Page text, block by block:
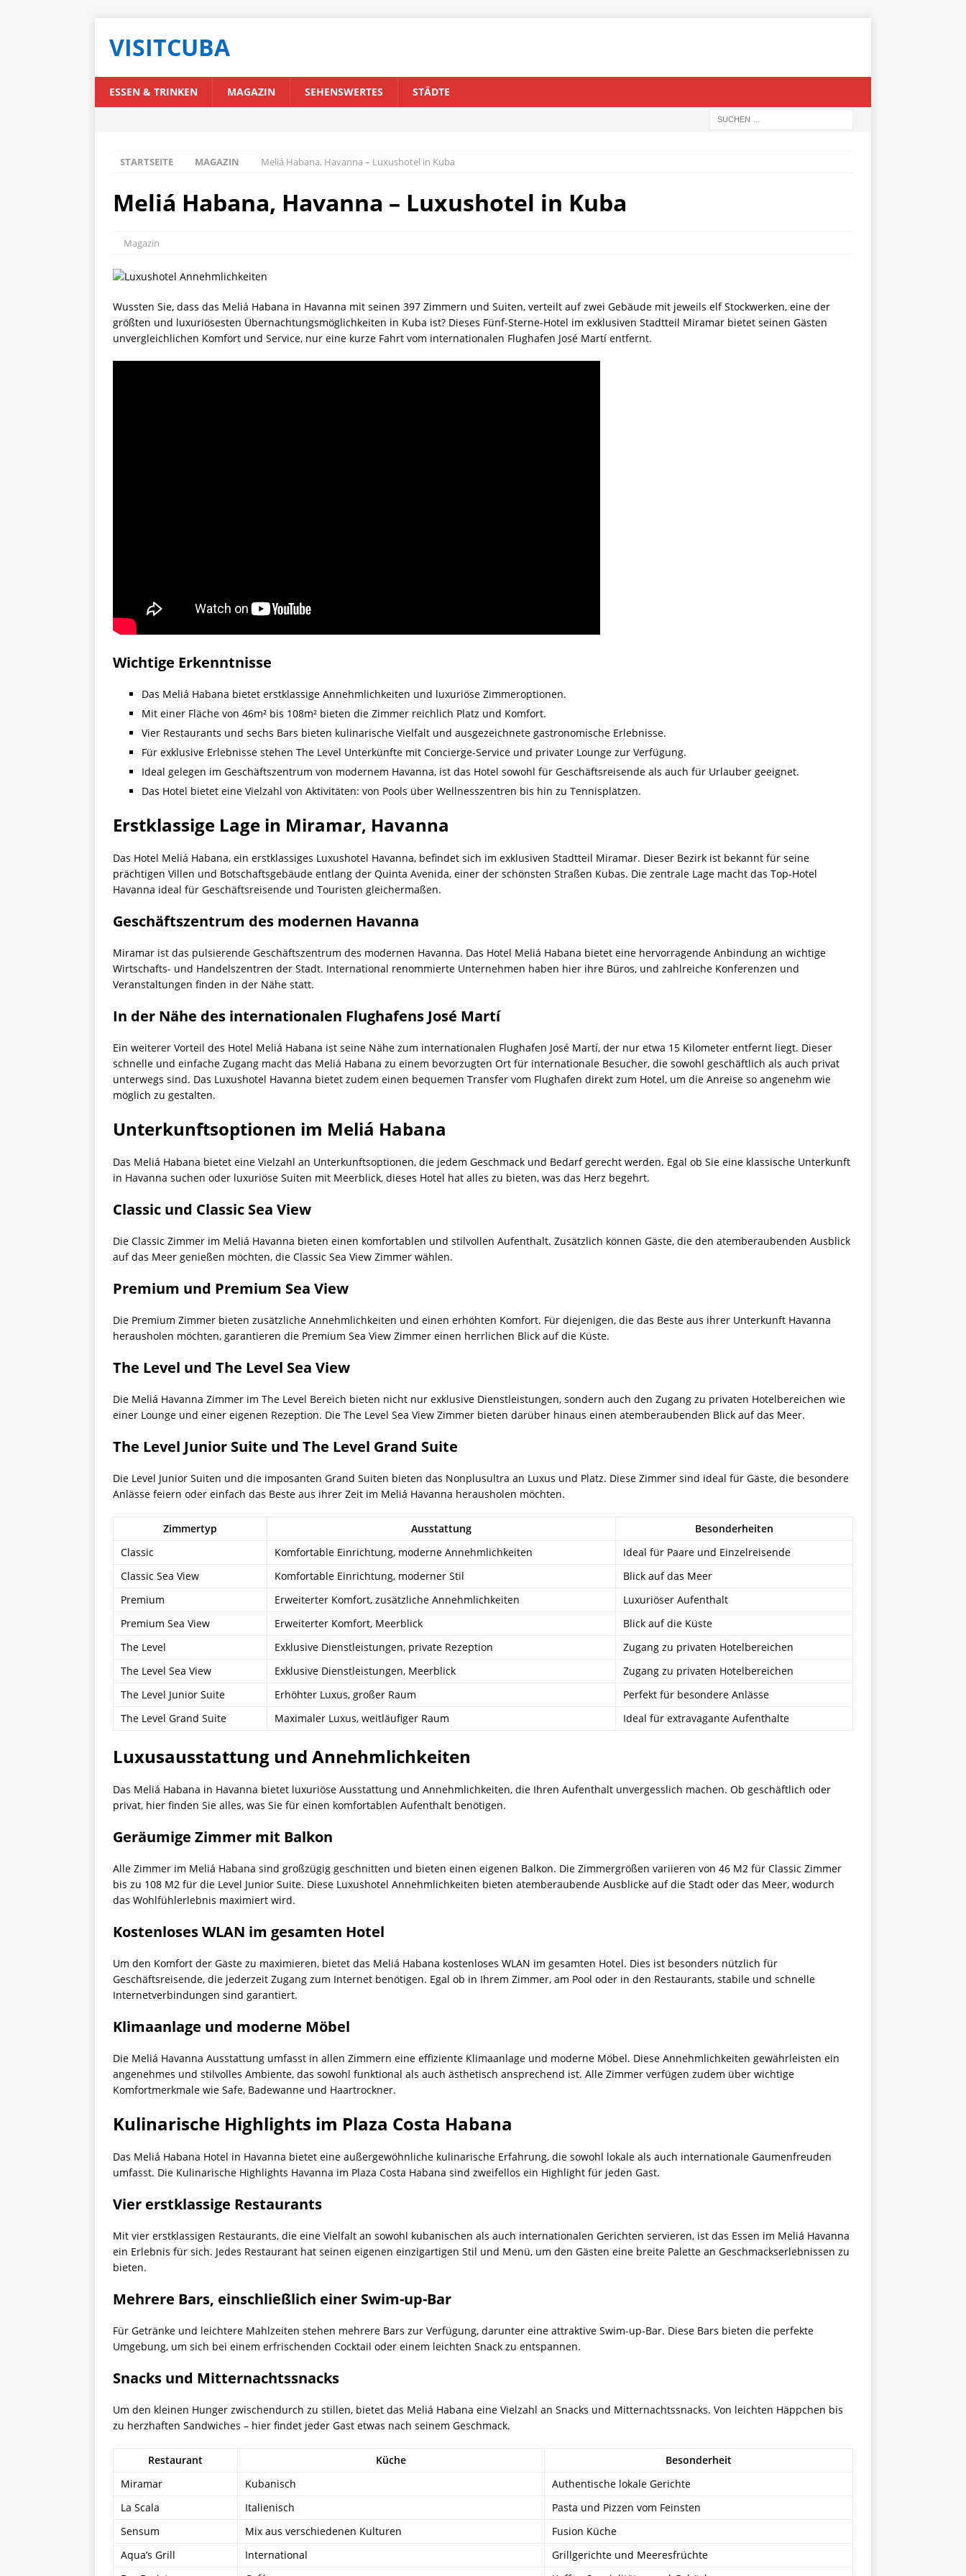
VISITCUBA
ESSEN & TRINKEN MAGAZIN SEHENSWERTES STÄDTE
STARTSEITE MAGAZIN Meliá Habana, Havanna – Luxushotel in Kuba
Meliá Habana, Havanna – Luxushotel in Kuba
Magazin
Wussten Sie, dass das Meliá Habana in Havanna mit seinen 397 Zimmern und Suiten, verteilt auf zwei Gebäude mit jeweils elf Stockwerken, eine der
größten und luxuriösesten Übernachtungsmöglichkeiten in Kuba ist? Dieses Fünf-Sterne-Hotel im exklusiven Stadtteil Miramar bietet seinen Gästen
unvergleichlichen Komfort und Service, nur eine kurze Fahrt vom internationalen Flughafen José Martí entfernt.
Wichtige Erkenntnisse
Das Meliá Habana bietet erstklassige Annehmlichkeiten und luxuriöse Zimmeroptionen.
Mit einer Fläche von 46m² bis 108m² bieten die Zimmer reichlich Platz und Komfort.
Vier Restaurants und sechs Bars bieten kulinarische Vielfalt und ausgezeichnete gastronomische Erlebnisse.
Für exklusive Erlebnisse stehen The Level Unterkünfte mit Concierge-Service und privater Lounge zur Verfügung.
Ideal gelegen im Geschäftszentrum von modernem Havanna, ist das Hotel sowohl für Geschäftsreisende als auch für Urlauber geeignet.
Das Hotel bietet eine Vielzahl von Aktivitäten: von Pools über Wellnesszentren bis hin zu Tennisplätzen.
Erstklassige Lage in Miramar, Havanna
Das Hotel Meliá Habana, ein erstklassiges Luxushotel Havanna, befindet sich im exklusiven Stadtteil Miramar. Dieser Bezirk ist bekannt für seine
prächtigen Villen und Botschaftsgebäude entlang der Quinta Avenida, einer der schönsten Straßen Kubas. Die zentrale Lage macht das Top-Hotel
Havanna ideal für Geschäftsreisende und Touristen gleichermaßen.
Geschäftszentrum des modernen Havanna
Miramar ist das pulsierende Geschäftszentrum des modernen Havanna. Das Hotel Meliá Habana bietet eine hervorragende Anbindung an wichtige
Wirtschafts- und Handelszentren der Stadt. International renommierte Unternehmen haben hier ihre Büros, und zahlreiche Konferenzen und
Veranstaltungen finden in der Nähe statt.
In der Nähe des internationalen Flughafens José Martí
Ein weiterer Vorteil des Hotel Meliá Habana ist seine Nähe zum internationalen Flughafen José Martí, der nur etwa 15 Kilometer entfernt liegt. Dieser
schnelle und einfache Zugang macht das Meliá Habana zu einem bevorzugten Ort für internationale Besucher, die sowohl geschäftlich als auch privat
unterwegs sind. Das Luxushotel Havanna bietet zudem einen bequemen Transfer vom Flughafen direkt zum Hotel, um die Anreise so angenehm wie
möglich zu gestalten.
Unterkunftsoptionen im Meliá Habana
Das Meliá Habana bietet eine Vielzahl an Unterkunftsoptionen, die jedem Geschmack und Bedarf gerecht werden. Egal ob Sie eine klassische Unterkunft
in Havanna suchen oder luxuriöse Suiten mit Meerblick, dieses Hotel hat alles zu bieten, was das Herz begehrt.
Classic und Classic Sea View
Die Classic Zimmer im Meliá Havanna bieten einen komfortablen und stilvollen Aufenthalt. Zusätzlich können Gäste, die den atemberaubenden Ausblick
auf das Meer genießen möchten, die Classic Sea View Zimmer wählen.
Premium und Premium Sea View
Die Premium Zimmer bieten zusätzliche Annehmlichkeiten und einen erhöhten Komfort. Für diejenigen, die das Beste aus ihrer Unterkunft Havanna
herausholen möchten, garantieren die Premium Sea View Zimmer einen herrlichen Blick auf die Küste.
The Level und The Level Sea View
Die Meliá Havanna Zimmer im The Level Bereich bieten nicht nur exklusive Dienstleistungen, sondern auch den Zugang zu privaten Hotelbereichen wie
einer Lounge und einer eigenen Rezeption. Die The Level Sea View Zimmer bieten darüber hinaus einen atemberaubenden Blick auf das Meer.
The Level Junior Suite und The Level Grand Suite
Die Level Junior Suiten und die imposanten Grand Suiten bieten das Nonplusultra an Luxus und Platz. Diese Zimmer sind ideal für Gäste, die besondere
Anlässe feiern oder einfach das Beste aus ihrer Zeit im Meliá Havanna herausholen möchten.
Zimmertyp Ausstattung
Besonderheiten
Classic
Komfortable Einrichtung, moderne Annehmlichkeiten
Ideal für Paare und Einzelreisende
Classic Sea View
Komfortable Einrichtung, moderner Stil
Blick auf das Meer
Premium
Erweiterter Komfort, zusätzliche Annehmlichkeiten
Luxuriöser Aufenthalt
Premium Sea View
Erweiterter Komfort, Meerblick
Blick auf die Küste
The Level
Exklusive Dienstleistungen, private Rezeption
Zugang zu privaten Hotelbereichen
The Level Sea View
Exklusive Dienstleistungen, Meerblick
Zugang zu privaten Hotelbereichen
The Level Junior Suite
Erhöhter Luxus, großer Raum
Perfekt für besondere Anlässe
The Level Grand Suite
Maximaler Luxus, weitläufiger Raum Ideal für extravagante Aufenthalte
Luxusausstattung und Annehmlichkeiten
Das Meliá Habana in Havanna bietet luxuriöse Ausstattung und Annehmlichkeiten, die Ihren Aufenthalt unvergesslich machen. Ob geschäftlich oder
privat, hier finden Sie alles, was Sie für einen komfortablen Aufenthalt benötigen.
Geräumige Zimmer mit Balkon
Alle Zimmer im Meliá Habana sind großzügig geschnitten und bieten einen eigenen Balkon. Die Zimmergrößen variieren von 46 M2 für Classic Zimmer
bis zu 108 M2 für die Level Junior Suite. Diese Luxushotel Annehmlichkeiten bieten atemberaubende Ausblicke auf die Stadt oder das Meer, wodurch
das Wohlfühlerlebnis maximiert wird.
Kostenloses WLAN im gesamten Hotel
Um den Komfort der Gäste zu maximieren, bietet das Meliá Habana kostenloses WLAN im gesamten Hotel. Dies ist besonders nützlich für
Geschäftsreisende, die jederzeit Zugang zum Internet benötigen. Egal ob in Ihrem Zimmer, am Pool oder in den Restaurants, stabile und schnelle
Internetverbindungen sind garantiert.
Klimaanlage und moderne Möbel
Die Meliá Havanna Ausstattung umfasst in allen Zimmern eine effiziente Klimaanlage und moderne Möbel. Diese Annehmlichkeiten gewährleisten ein
angenehmes und stilvolles Ambiente, das sowohl funktional als auch ästhetisch ansprechend ist. Alle Zimmer verfügen zudem über wichtige
Komfortmerkmale wie Safe, Badewanne und Haartrockner.
Kulinarische Highlights im Plaza Costa Habana
Das Meliá Habana Hotel in Havanna bietet eine außergewöhnliche kulinarische Erfahrung, die sowohl lokale als auch internationale Gaumenfreuden
umfasst. Die Kulinarische Highlights Havanna im Plaza Costa Habana sind zweifellos ein Highlight für jeden Gast.
Vier erstklassige Restaurants
Mit vier erstklassigen Restaurants, die eine Vielfalt an sowohl kubanischen als auch internationalen Gerichten servieren, ist das Essen im Meliá Havanna
ein Erlebnis für sich. Jedes Restaurant hat seinen eigenen einzigartigen Stil und Menü, um den Gästen eine breite Palette an Geschmackserlebnissen zu
bieten.
Mehrere Bars, einschließlich einer Swim-up-Bar
Für Getränke und leichtere Mahlzeiten stehen mehrere Bars zur Verfügung, darunter eine attraktive Swim-up-Bar. Diese Bars bieten die perfekte
Umgebung, um sich bei einem erfrischenden Cocktail oder einem leichten Snack zu entspannen.
Snacks und Mitternachtssnacks
Um den kleinen Hunger zwischendurch zu stillen, bietet das Meliá Habana eine Vielzahl an Snacks und Mitternachtssnacks. Von leichten Häppchen bis
zu herzhaften Sandwiches – hier findet jeder Gast etwas nach seinem Geschmack.
Restaurant Küche
Besonderheit
Miramar
Kubanisch
Authentische lokale Gerichte
La Scala
Italienisch
Pasta und Pizzen vom Feinsten
Sensum
Mix aus verschiedenen Kulturen
Fusion Küche
Aqua’s Grill
International
Grillgerichte und Meeresfrüchte